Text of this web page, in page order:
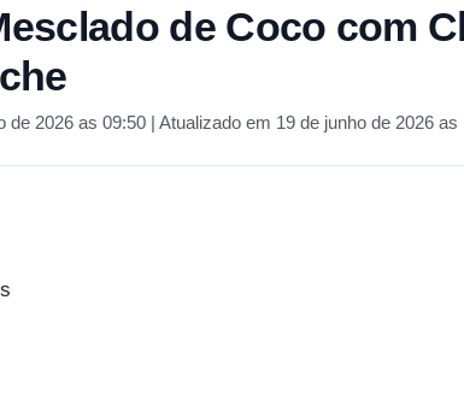
de Coco com
de 2026 as 09:50 | Atualizado em 19 de junho de 2026 as